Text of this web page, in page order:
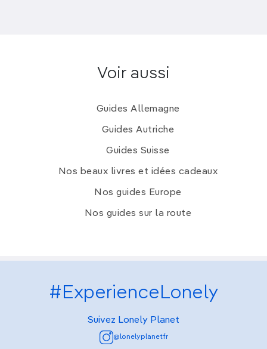
Voir aussi
Guides Allemagne
Guides Autriche
Guides Suisse
Nos beaux livres et idées cadeaux
Nos guides Europe
Nos guides sur la route
#ExperienceLonely
Suivez Lonely Planet
@lonelyplanetfr